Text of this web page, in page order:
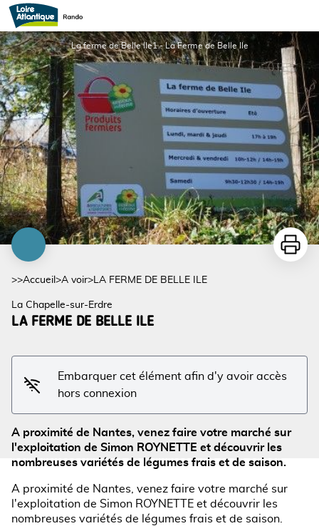
LA FERME DE BELLE ILE
La ferme de Belle Ile1 - La Ferme de Belle Ile
Voir l'image en plein écran
>>Accueil >A voir>LA FERME DE BELLE ILE
La Chapelle-sur-Erdre
LA FERME DE BELLE ILE
Embarquer cet élément afin d'y avoir accès
hors connexion
A proximité de Nantes, venez faire votre marché sur
l'exploitation de Simon ROYNETTE et découvrir les
nombreuses variétés de légumes frais et de saison.
A proximité de Nantes, venez faire votre marché sur
l'exploitation de Simon ROYNETTE et découvrir les
nombreuses variétés de légumes frais et de saison.